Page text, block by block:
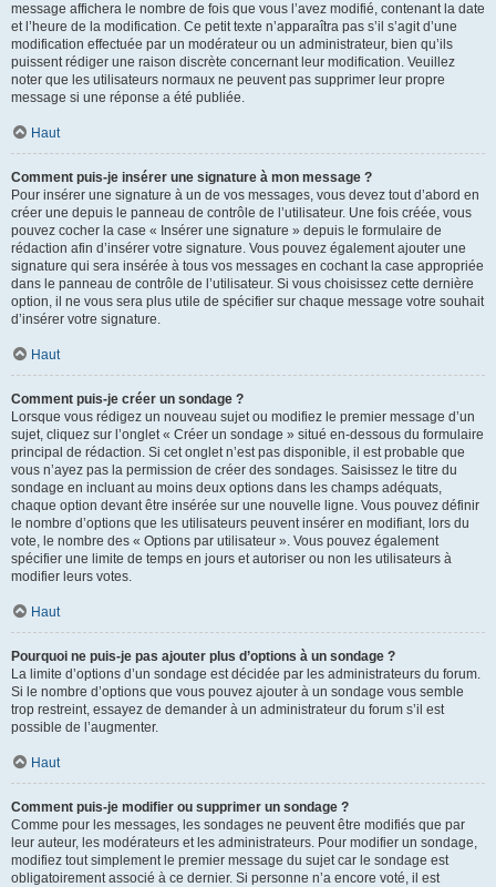
message affichera le nombre de fois que vous l’avez modifié, contenant la date
et l’heure de la modification. Ce petit texte n’apparaîtra pas s’il s’agit d’une
modification effectuée par un modérateur ou un administrateur, bien qu’ils
puissent rédiger une raison discrète concernant leur modification. Veuillez
noter que les utilisateurs normaux ne peuvent pas supprimer leur propre
message si une réponse a été publiée.
Haut
Comment puis-je insérer une signature à mon message ?
Pour insérer une signature à un de vos messages, vous devez tout d’abord en
créer une depuis le panneau de contrôle de l’utilisateur. Une fois créée, vous
pouvez cocher la case « Insérer une signature » depuis le formulaire de
rédaction afin d’insérer votre signature. Vous pouvez également ajouter une
signature qui sera insérée à tous vos messages en cochant la case appropriée
dans le panneau de contrôle de l’utilisateur. Si vous choisissez cette dernière
option, il ne vous sera plus utile de spécifier sur chaque message votre souhait
d’insérer votre signature.
Haut
Comment puis-je créer un sondage ?
Lorsque vous rédigez un nouveau sujet ou modifiez le premier message d’un
sujet, cliquez sur l’onglet « Créer un sondage » situé en-dessous du formulaire
principal de rédaction. Si cet onglet n’est pas disponible, il est probable que
vous n’ayez pas la permission de créer des sondages. Saisissez le titre du
sondage en incluant au moins deux options dans les champs adéquats,
chaque option devant être insérée sur une nouvelle ligne. Vous pouvez définir
le nombre d’options que les utilisateurs peuvent insérer en modifiant, lors du
vote, le nombre des « Options par utilisateur ». Vous pouvez également
spécifier une limite de temps en jours et autoriser ou non les utilisateurs à
modifier leurs votes.
Haut
Pourquoi ne puis-je pas ajouter plus d’options à un sondage ?
La limite d’options d’un sondage est décidée par les administrateurs du forum.
Si le nombre d’options que vous pouvez ajouter à un sondage vous semble
trop restreint, essayez de demander à un administrateur du forum s’il est
possible de l’augmenter.
Haut
Comment puis-je modifier ou supprimer un sondage ?
Comme pour les messages, les sondages ne peuvent être modifiés que par
leur auteur, les modérateurs et les administrateurs. Pour modifier un sondage,
modifiez tout simplement le premier message du sujet car le sondage est
obligatoirement associé à ce dernier. Si personne n’a encore voté, il est